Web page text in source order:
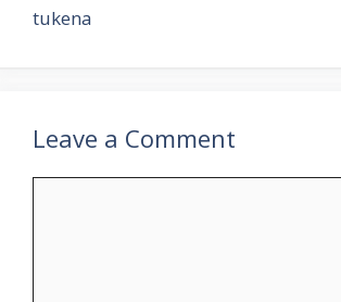
tukena
Leave a Comment